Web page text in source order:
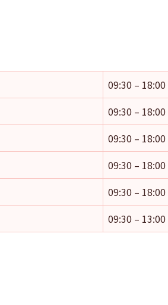
09:30 – 18:00
09:30 – 18:00
09:30 – 18:00
09:30 – 18:00
09:30 – 18:00
09:30 – 13:00